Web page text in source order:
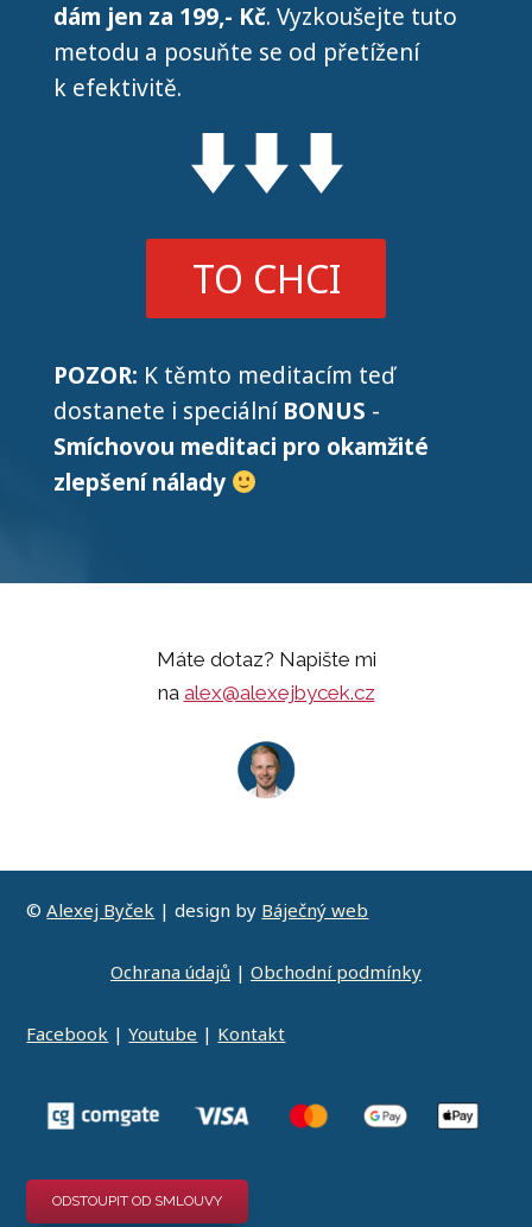
dám jen za 199,- Kč. Vyzkoušejte tuto
metodu a posuňte se od přetížení
k efektivitě.
TO CHCI
POZOR: K těmto meditacím teď
dostanete i speciální BONUS -
Smíchovou meditaci pro okamžité
zlepšení nálady
Máte dotaz? Napište mi
na alex@alexejbycek.cz
©Alexej Byček | design by Báječný web
Ochrana údajů | Obchodní podmínky
Facebook |Youtube | Kontakt
ODSTOUPIT OD SMLOUVY